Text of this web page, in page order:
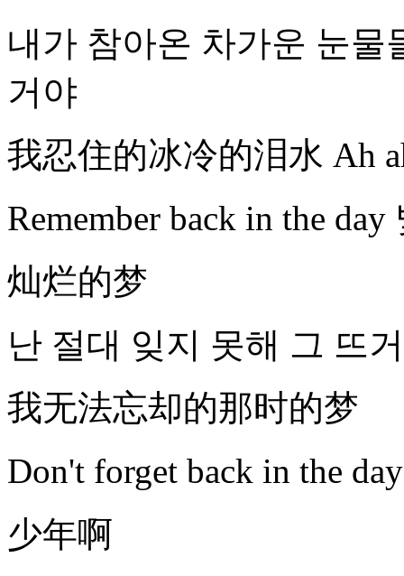
내가 참아온 차가운 눈물
거야
我忍住的冰冷的泪水 Ah
Remember back in the
灿烂的梦
난 절대 잊지 못해 그 뜨
我无法忘却的那时的梦
Don't forget back in the
少年啊